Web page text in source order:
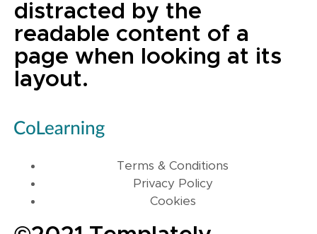
distracted by the
readable content of a
page when looking at its
layout.
Terms & Conditions
Privacy Policy
Cookies